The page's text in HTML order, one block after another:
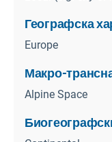
Географска
Europe
Макро-
Alpine Space